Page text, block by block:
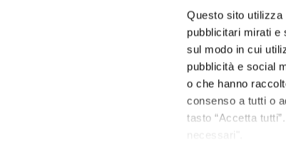
Questo sito utilizza
pubblicitari mirati e
sul modo in cui
pubblicità e social
o che hanno
consenso a tutti o
tasto “Accetta
necessari".
- Via Pola, 11
€ 100.000 i.v.